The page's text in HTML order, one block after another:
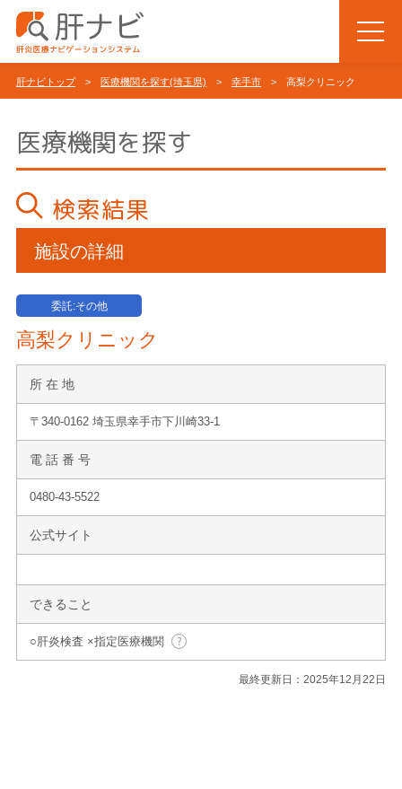
肝ナビトップ> 医療機関を探す(埼玉県) > 幸手市 > 高梨クリニック
医療機関を探す
検索結果
施設の詳細
委託:その他
高梨クリニック
所 在 地
〒340-0162 埼玉県幸手市下川崎33-1
電 話 番 号
0480-43-5522
公式サイト
できること
○肝炎検査 ×指定医療機関
最終更新日：2025年12月22日